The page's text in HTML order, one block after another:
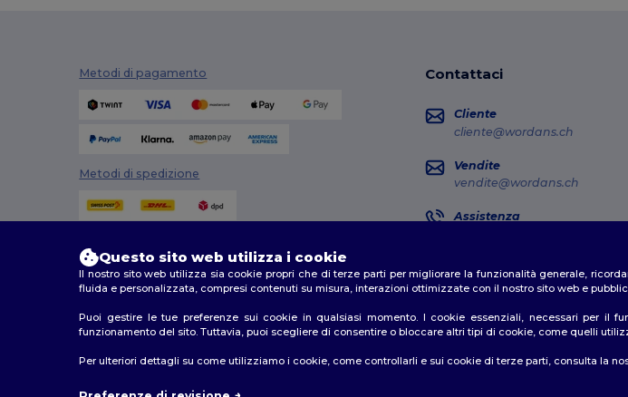
Metodi di pagamento
Metodi di spedizione
Contattaci
Cliente
cliente@wordans.ch
Vendite
vendite@wordans.ch
Assistenza
Dov'e' il mio pacco?
2026. Tutti i diritti riservati
Questo sito web utilizza i cookie
Il nostro sito web utilizza sia cookie propri che di terze parti per migliorare la funzionalità generale,
fluida e personalizzata, compresi contenuti su misura, interazioni ottimizzate con il nostro sito web e
Puoi gestire le tue preferenze sui cookie in qualsiasi momento. I cookie essenziali, necessari per il
funzionamento del sito. Tuttavia, puoi scegliere di consentire o bloccare altri tipi di cookie, come quelli
Per ulteriori dettagli su come utilizziamo i cookie, come controllarli e sui cookie di terze parti, consulta la